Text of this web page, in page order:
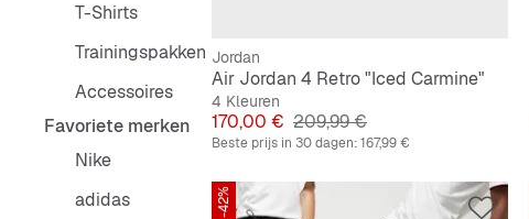
T-Shirts
Trainingspakken
Accessoires
Favoriete merken
Nike
adidas
Jordan
Air Jordan 4 Retro "Iced Carmine"
4 Kleuren
Prijs
170,00 € Originele Prijs
209,99 €
Beste prijs in 30 dagen:167,99 €
-42%